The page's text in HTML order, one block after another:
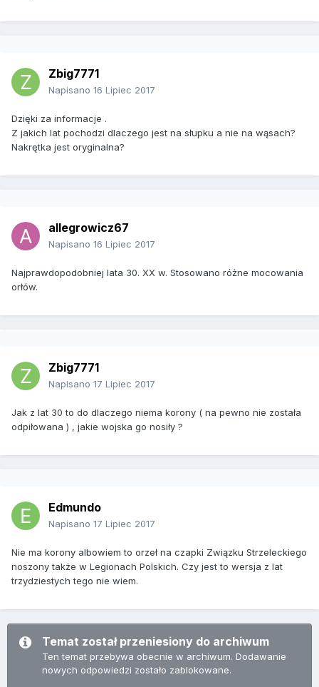
Zbig7771
Napisano 16 Lipiec 2017
Dzięki za informacje .
Z jakich lat pochodzi dlaczego jest na słupku a nie na wąsach?
Nakrętka jest oryginalna?
allegrowicz67
Napisano 16 Lipiec 2017
Najprawdopodobniej lata 30. XX w. Stosowano różne mocowania
orłów.
Zbig7771
Napisano 17 Lipiec 2017
Jak z lat 30 to do dlaczego niema korony ( na pewno nie została
odpiłowana ) , jakie wojska go nosiły ?
Edmundo
Napisano 17 Lipiec 2017
Nie ma korony albowiem to orzeł na czapki Związku Strzeleckiego
noszony także w Legionach Polskich. Czy jest to wersja z lat
trzydziestych tego nie wiem.
Temat został przeniesiony do archiwum
Ten temat przebywa obecnie w archiwum. Dodawanie
nowych odpowiedzi zostało zablokowane.